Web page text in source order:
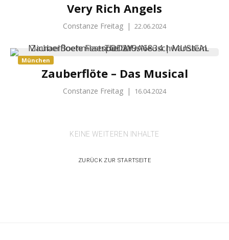
Very Rich Angels
Constanze Freitag | 22.06.2024
München
Zauberflöte – Das Musical
Constanze Freitag | 16.04.2024
KEINE WEITEREN INHALTE
ZURÜCK ZUR STARTSEITE